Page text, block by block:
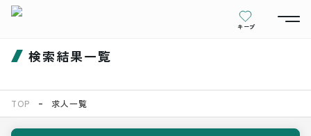
キープ
検索結果一覧
TOP 求人一覧